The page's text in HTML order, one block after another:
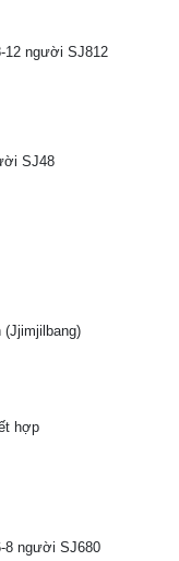
12 người SJ812
SJ48
(Jjimjilbang)
hợp
8 người SJ680